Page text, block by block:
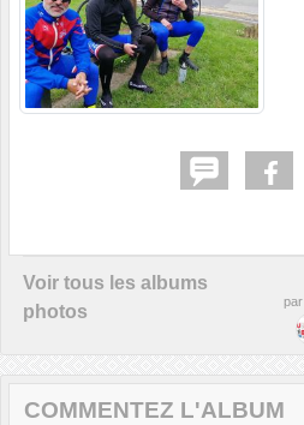
Voir tous les albums
photos
par
COMMENTEZ L'ALBUM